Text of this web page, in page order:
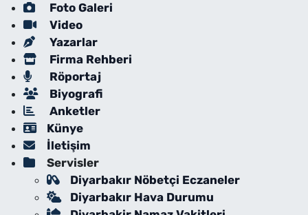
Foto Galeri
Video
Yazarlar
Firma Rehberi
Röportaj
Biyografi
Anketler
Künye
İletişim
Servisler
Diyarbakır Nöbetçi Eczaneler
Diyarbakır Hava Durumu